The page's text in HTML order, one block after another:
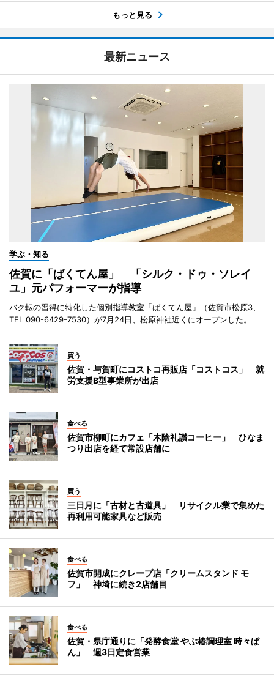
もっと見る
最新ニュース
学ぶ・知る
佐賀に「ばくてん屋」 「シルク・ドゥ・ソレイ
ユ」元パフォーマーが指導
バク転の習得に特化した個別指導教室「ばくてん屋」（佐賀市松原3、
TEL 090-6429-7530）が7月24日、松原神社近くにオープンした。
買う
佐賀・与賀町にコストコ再販店「コストコス」 就
労支援B型事業所が出店
食べる
佐賀市柳町にカフェ「木陰礼讃コーヒー」 ひなま
つり出店を経て常設店舗に
買う
三日月に「古材と古道具」 リサイクル業で集めた
再利用可能家具など販売
食べる
佐賀市開成にクレープ店「クリームスタンド モ
フ」 神埼に続き2店舗目
食べる
佐賀・県庁通りに「発酵食堂 やぶ椿調理室 時々ぱ
ん」 週3日定食営業